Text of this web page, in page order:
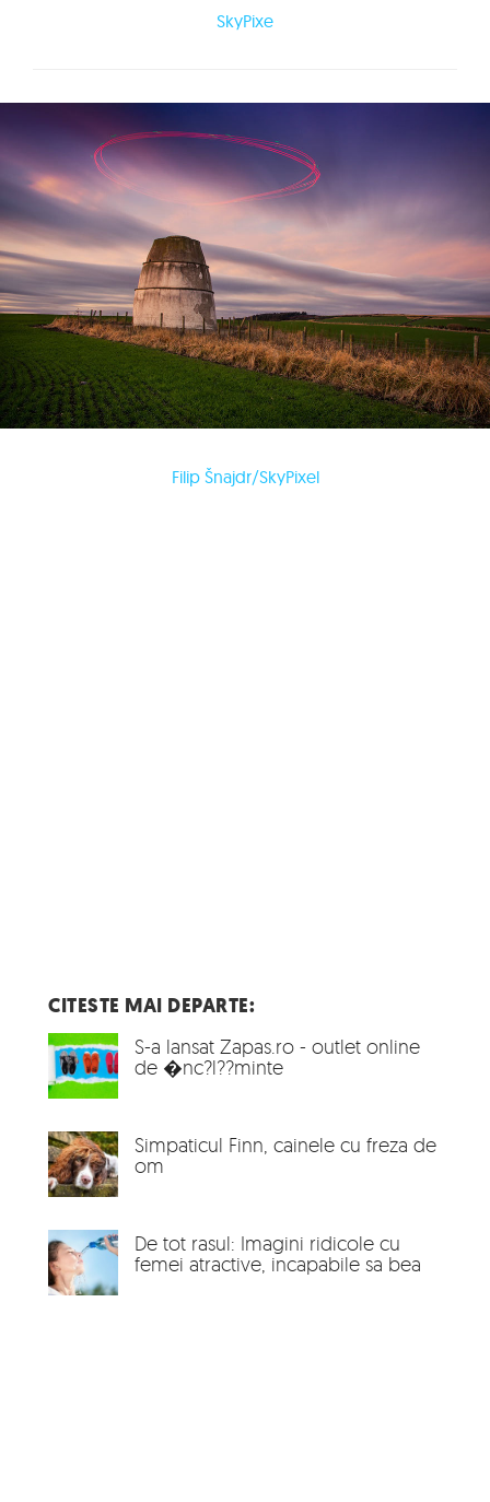
SkyPixe
Filip Šnajdr/SkyPixel
CITESTE MAI DEPARTE:
S-a lansat Zapas.ro - outlet online
de �nc?l??minte
Simpaticul Finn, cainele cu freza de
om
De tot rasul: Imagini ridicole cu
femei atractive, incapabile sa bea